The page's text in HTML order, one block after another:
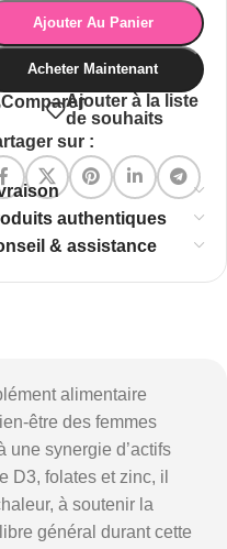
Ajouter Au Panier
Acheter Maintenant
ComparerAjouter à la liste
de souhaits
sur :
authentiques
& assistance
alimentaire
être des femmes
une synergie d’actifs
D3, folates et zinc, il
à soutenir la
général durant cette